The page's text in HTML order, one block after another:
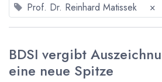
Prof. Dr. Reinhard Matissek ×
BDSI vergibt
eine neue Spitze